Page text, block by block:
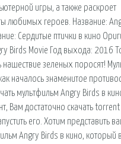
игры, а также раскроет
любимых героев. Название:
Сердитые птички в кино
Birds Movie Год выхода: 2016
нашествие зеленых поросят!
началось знаменитое
мультфильм Angry Birds в
Вам достаточно скачать
его. Хотим представить
Angry Birds в кино, который